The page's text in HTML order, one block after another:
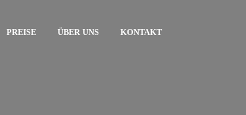
PREISE ÜBER UNS KONTAKT